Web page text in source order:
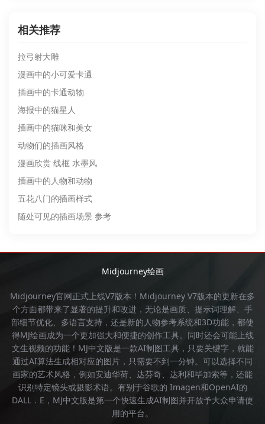
相关推荐
拉弓射大雕
漫画中的小可爱卡通
插画中的卡通动物
海报中的猫星人
插画中的猫咪和美女
动物们的插画风格
漫画欣赏 线框 水墨风
插画中的人物和动物
五花八门的插画样式
随处可见的插画场景 参考
Midjourney绘画
Midjourney官网正式上线V7版本！ Midjourney V7版本的更新在多
个方面都带来了显著的提升和改进，无论是画质、提示词理解、手
部细节优化、多语言支持，还是新的人物参考系统和3D功能，都使
得MJ绘画成为一个更加强大和便捷的创作工具。同时还会可能上线
文生视频的功能！ MJ中文版是一款AI制图工具，只要关键字，就能
通过AI算法生成相对应的图片，只需要不到一分钟。可以选择不同
画家的艺术风格，例如安迪华荷、达芬奇、达利和毕加索等，还能
识别特定镜头或摄影术语。有别于谷歌的 Imagen和OpenAI的
DALL．E， MJ中文版是第一个快速生成AI制图并开放予大众申请使
用的平台。